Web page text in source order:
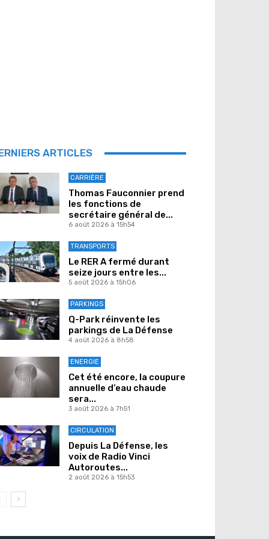
ARTICLES
CARRIÈRE
Thomas Fauconnier prend
les fonctions de
secrétaire général de...
6 août 2026 à 15h54
TRANSPORTS
Le RER A fermé durant
seize jours entre les...
5 août 2026 à 15h06
PARKINGS
Q-Park réinvente les
parkings de La Défense
4 août 2026 à 8h58
ENERGIE
Cet été encore, la coupure
annuelle d’eau chaude
sera...
3 août 2026 à 7h51
CIRCULATION
Depuis La Défense, les
voix de Radio Vinci
Autoroutes...
2 août 2026 à 15h53